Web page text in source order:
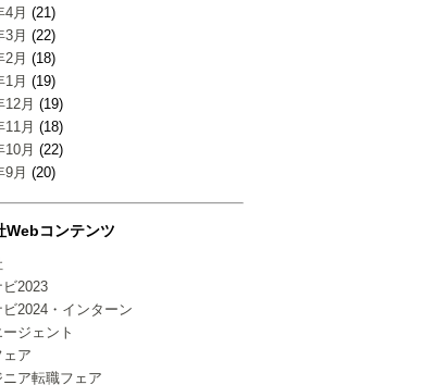
4月 (21)
3月 (22)
2月 (18)
1月 (19)
12月 (19)
11月 (18)
10月 (22)
9月 (20)
Webコンテンツ
ビ2023
ビ2024・インターン
ジェント
ア
ニア転職フェア